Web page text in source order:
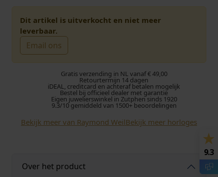
s
r
o
n
k
g
e
p
r
Dit artikel is uitverkocht en niet meer
leverbaar.
Email ons
Gratis verzending in NL vanaf € 49,00
Retourtermijn 14 dagen
iDEAL, creditcard en achteraf betalen mogelijk
Bestel bij officieel dealer met garantie
Eigen juwelierswinkel in Zutphen sinds 1920
9.3/10 gemiddeld van 1500+ beoordelingen
Bekijk meer van Raymond WeilBekijk meer horloges
Over het product
9.3